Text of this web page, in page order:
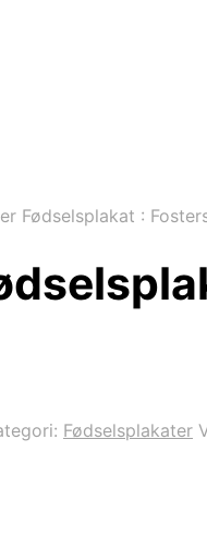
Fødselsplakat :
Fødselsplakater